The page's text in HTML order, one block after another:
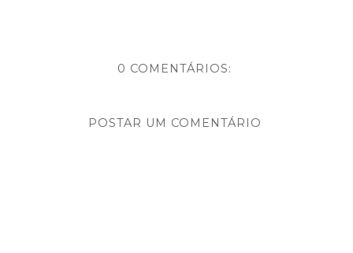
0 COMENTÁRIOS:
POSTAR UM COMENTÁRIO